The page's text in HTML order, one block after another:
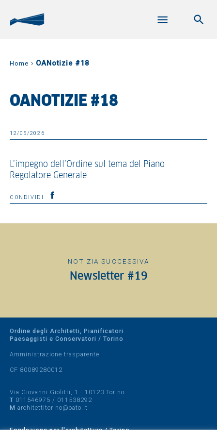
Home › OANotizie #18
OANOTIZIE #18
12/05/2026
L’impegno dell’Ordine sul tema del Piano
Regolatore Generale
CONDIVIDI
NOTIZIA SUCCESSIVA
Newsletter #19
Ordine degli Architetti, Pianificatori
Paesaggisti e Conservatori / Torino
Amministrazione trasparente
CF 80089280012
Via Giovanni Giolitti, 1 - 10123 Torino
T 011546975 / 011538292
M architettitorino@oato.it
Fondazione per l'architettura / Torino